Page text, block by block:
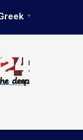
▼